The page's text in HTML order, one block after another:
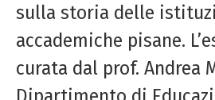
sulla storia delle
accademiche pisane.
curata dal prof. Andrea